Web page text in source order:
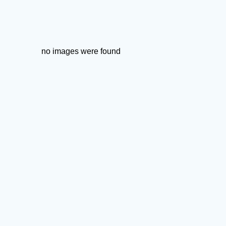
no images were found